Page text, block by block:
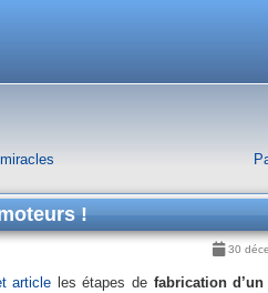
!
30
article les étapes de fabrication